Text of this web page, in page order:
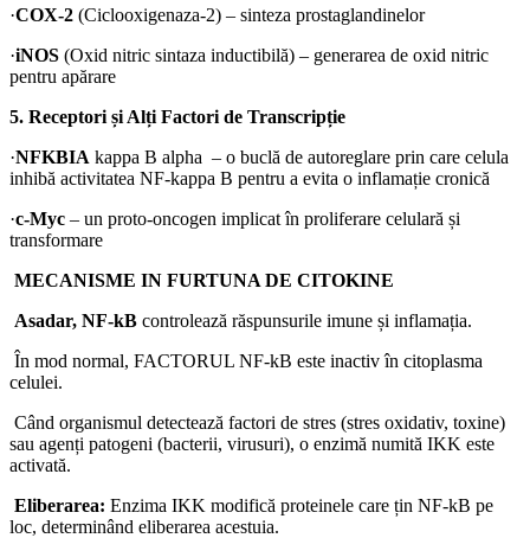
·COX-2 (Ciclooxigenaza-2) – sinteza prostaglandinelor
·iNOS (Oxid nitric sintaza inductibilă) – generarea de oxid nitric
pentru apărare
5. Receptori și Alți Factori de Transcripție
·NFKBIA kappa B alpha – o buclă de autoreglare prin care celula
inhibă activitatea NF-kappa B pentru a evita o inflamație cronică
·c-Myc – un proto-oncogen implicat în proliferare celulară și
transformare
MECANISME IN FURTUNA DE CITOKINE
Asadar, NF-kB controlează răspunsurile imune și inflamația.
În mod normal, FACTORUL NF-kB este inactiv în citoplasma
celulei.
Când organismul detectează factori de stres (stres oxidativ, toxine)
sau agenți patogeni (bacterii, virusuri), o enzimă numită IKK este
activată.
Eliberarea: Enzima IKK modifică proteinele care țin NF-kB pe
loc, determinând eliberarea acestuia.